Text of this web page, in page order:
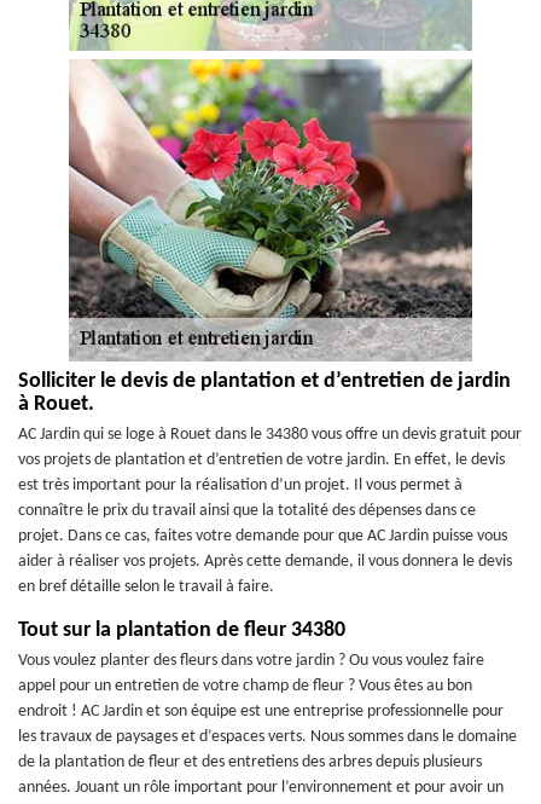
Solliciter le devis de plantation et d’entretien de jardin
à Rouet.
AC Jardin qui se loge à Rouet dans le 34380 vous offre un devis gratuit pour
vos projets de plantation et d’entretien de votre jardin. En effet, le devis
est très important pour la réalisation d’un projet. Il vous permet à
connaître le prix du travail ainsi que la totalité des dépenses dans ce
projet. Dans ce cas, faites votre demande pour que AC Jardin puisse vous
aider à réaliser vos projets. Après cette demande, il vous donnera le devis
en bref détaille selon le travail à faire.
Tout sur la plantation de fleur 34380
Vous voulez planter des fleurs dans votre jardin ? Ou vous voulez faire
appel pour un entretien de votre champ de fleur ? Vous êtes au bon
endroit ! AC Jardin et son équipe est une entreprise professionnelle pour
les travaux de paysages et d’espaces verts. Nous sommes dans le domaine
de la plantation de fleur et des entretiens des arbres depuis plusieurs
années. Jouant un rôle important pour l’environnement et pour avoir un